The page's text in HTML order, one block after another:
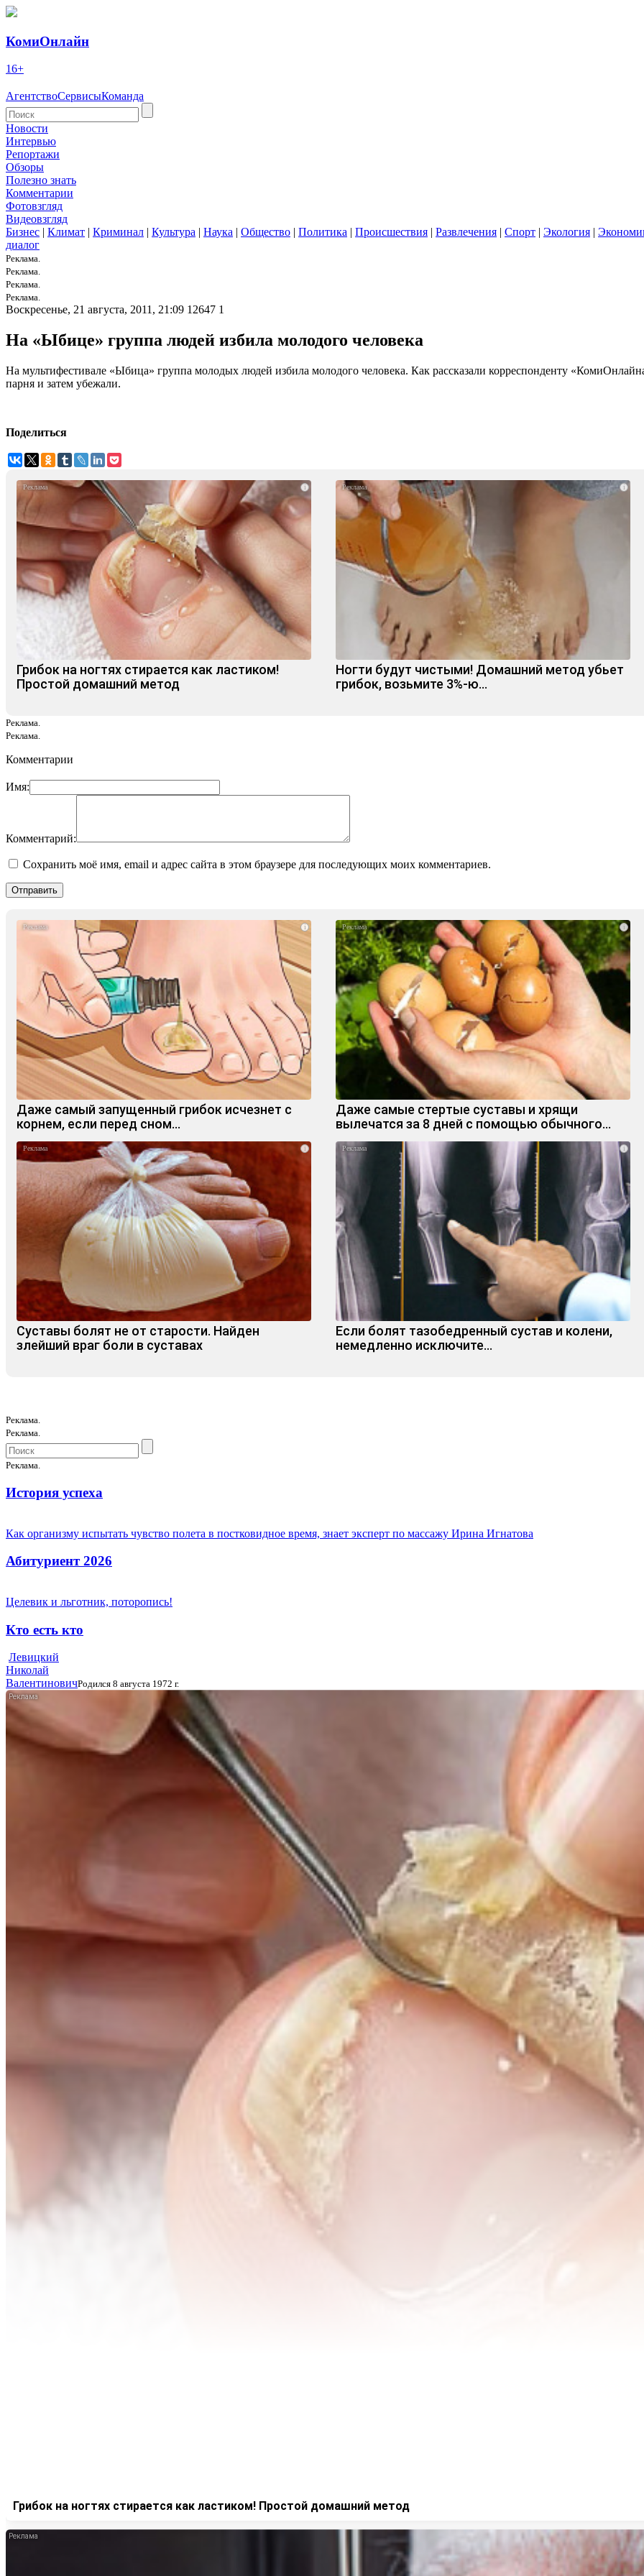
КомиОнлайн
16+
АгентствоСервисыКоманда
Новости
Интервью
Репортажи
Обзоры
Полезно знать
Комментарии
Фотовзгляд
Видеовзгляд
Бизнес | Климат | Криминал | Культура | Наука | Общество | Политика | Происшествия | Развлечения | Спорт | Экология |
диалог
Реклама.
Реклама.
Реклама.
Реклама.
Воскресенье, 21 августа, 2011, 21:09 12647 1
На «Ыбице» группа людей избила молодого человека
На мультифестивале «Ыбица» группа молодых людей избила молодого человека. Как рассказали корреспонденту
парня и затем убежали.
Поделиться
i
Грибок на ногтях стирается как ластиком!
Простой домашний метод
i
Ногти будут чистыми! Домашний метод убьет
грибок, возьмите 3%-ю…
Реклама.
Реклама.
Комментарии
Имя:
Комментарий:
Сохранить моё имя, email и адрес сайта в этом браузере для последующих моих комментариев.
i
Даже самый запущенный грибок исчезнет с
корнем, если перед сном…
i
Даже самые стертые суставы и хрящи
вылечатся за 8 дней с помощью обычного…
i
Суставы болят не от старости. Найден
злейший враг боли в суставах
i
Если болят тазобедренный сустав и колени,
немедленно исключите...
Реклама.
Реклама.
Реклама.
История успеха
Как организму испытать чувство полета в постковидное время, знает эксперт по массажу Ирина Игнатова
Абитуриент 2026
Целевик и льготник, поторопись!
Кто есть кто
Левицкий
Николай
ВалентиновичРодился 8 августа 1972 г.
Грибок на ногтях стирается как ластиком! Простой домашний метод